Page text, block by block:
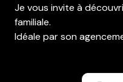
Je vous invite à
familiale.
Idéale par son